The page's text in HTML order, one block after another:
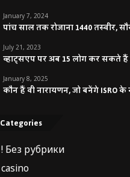
January 7, 2024
पांच साल तक रोजाना 1440 तस्वीर,
July 21, 2023
व्हाट्सएप पर अब 15 लोग कर सकते
January 8, 2025
कौन हैं वी नारायणन, जो बनेंगे ISRO के
Categories
! Без рубрики
casino